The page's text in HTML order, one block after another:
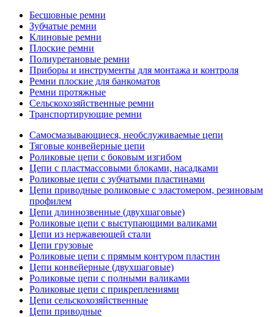
Бесшовные ремни
Зубчатые ремни
Клиновые ремни
Плоские ремни
Полиуретановые ремни
Приборы и инструменты для монтажа и контроля
Ремни плоские для банкоматов
Ремни протяжные
Сельскохозяйственные ремни
Транспортирующие ремни
Самосмазывающиеся, необслуживаемые цепи
Тяговые конвейерные цепи
Роликовые цепи с боковым изгибом
Цепи с пластмассовыми блоками, насадками
Роликовые цепи с зубчатыми пластинами
Цепи приводные роликовые с эластомером, резиновым
профилем
Цепи длиннозвенные (двухшаговые)
Роликовые цепи с выступающими валиками
Цепи из нержавеющей стали
Цепи грузовые
Роликовые цепи с прямым контуром пластин
Цепи конвейерные (двухшаговые)
Роликовые цепи с полными валиками
Роликовые цепи с прикреплениями
Цепи сельскохозяйственные
Цепи приводные